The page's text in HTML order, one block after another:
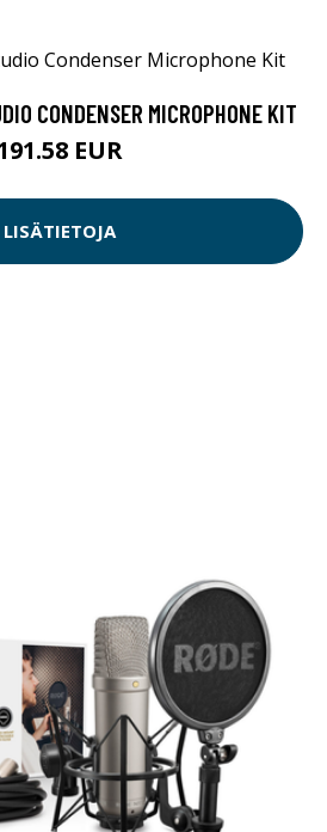
CONDENSER MICROPHONE KIT
EUR
LISÄTIETOJA